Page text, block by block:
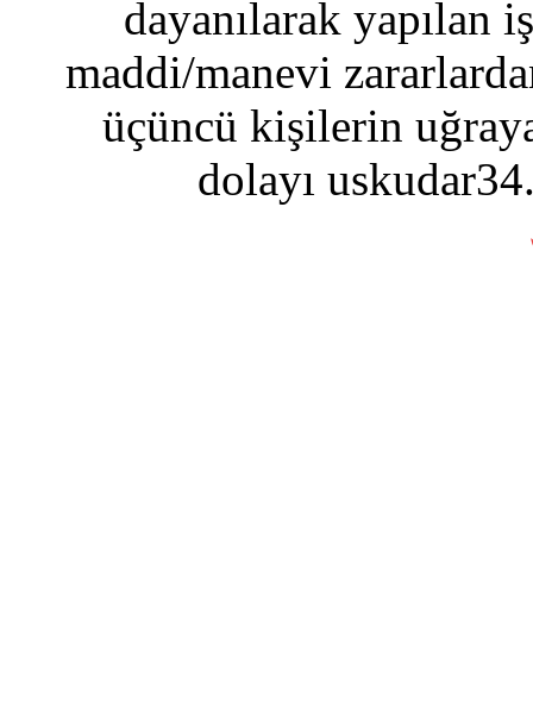
dayanılarak yapılan
maddi/manevi
üçüncü kişilerin
dolayı